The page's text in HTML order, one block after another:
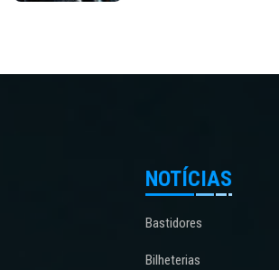
NOTÍCIAS
Bastidores
Bilheterias